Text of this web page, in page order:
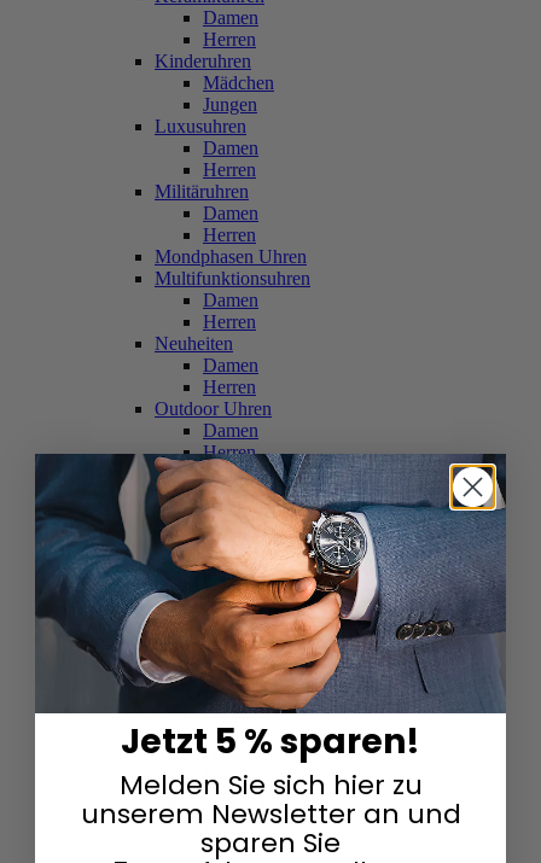
Damen
Herren
Kinderuhren
Mädchen
Jungen
Luxusuhren
Damen
Herren
Militäruhren
Damen
Herren
Mondphasen Uhren
Multifunktionsuhren
Damen
Herren
Neuheiten
Damen
Herren
Outdoor Uhren
Damen
Herren
Schweizer Uhren
Damen
Herren
Skelettuhren
Damen
Herren
Smartwatches
Damen
Herren
Solaruhren
Herren
Damen
Sportuhren
Damen
Herren
Swarovski & Edelsteine
Damen
Herren
Jetzt 5 % sparen!
Melden Sie sich hier zu
unserem Newsletter an und
sparen Sie